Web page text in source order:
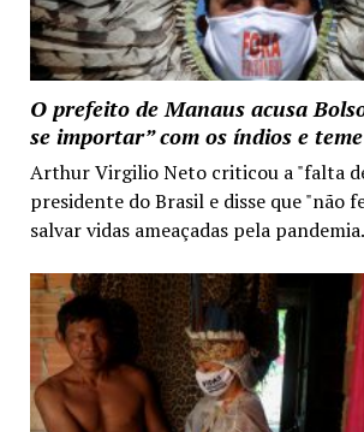
O prefeito de Manaus acusa
se importar” com os índios e teme
Arthur Virgilio Neto criticou a "falta
presidente do Brasil e disse que "não
salvar vidas ameaçadas pela